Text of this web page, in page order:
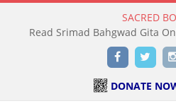
SACRED
Read Srimad Bahgwad Gita
Facebook
DONATE